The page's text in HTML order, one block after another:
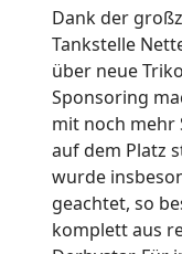
Dank der
Tankstelle
über neue
Sponsoring
mit noch mehr
auf dem Platz
wurde
geachtet, so
komplett aus